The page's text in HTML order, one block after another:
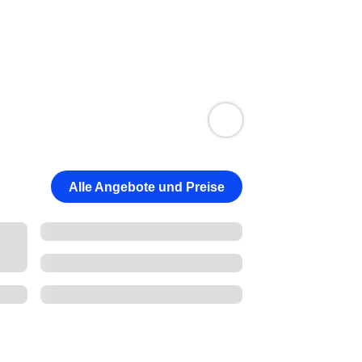
Alle Angebote und Preise